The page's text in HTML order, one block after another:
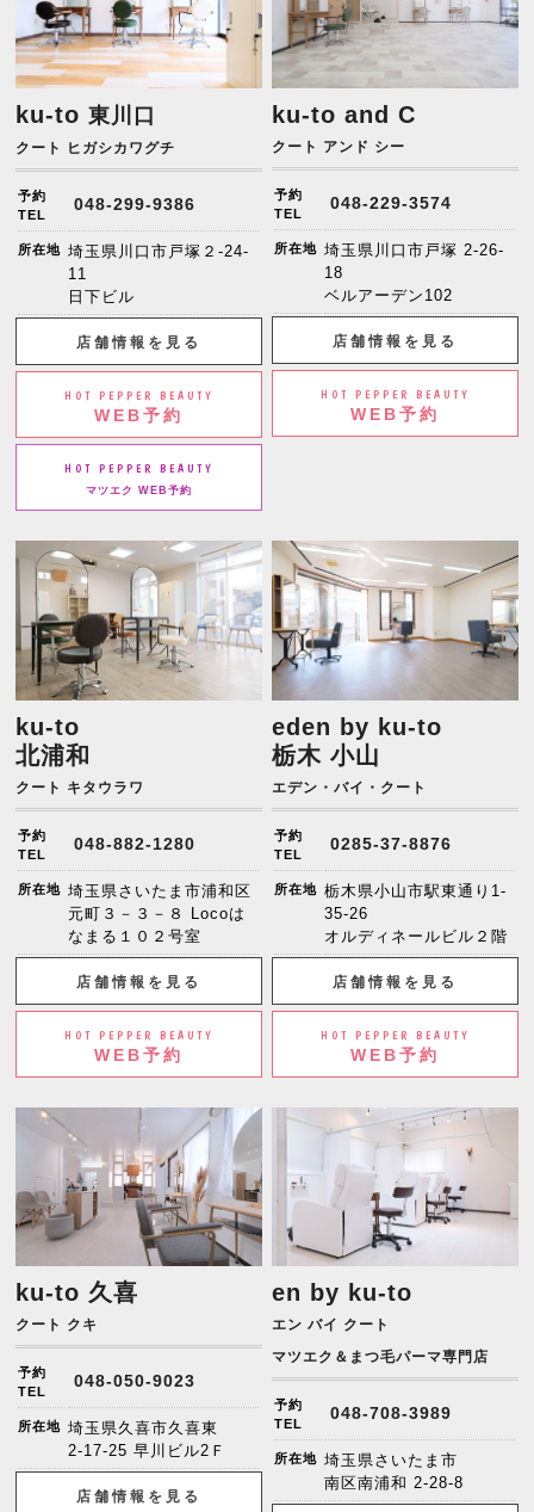
ku-to東川口
クート ヒガシカワグチ
予約
TEL
048-299-9386
所在地 埼玉県川口市戸塚２-24-
11
日下ビル
店舗情報を見る
HOT PEPPER BEAUTY
WEB予約
HOT PEPPER BEAUTY
マツエク WEB予約
ku-to and C
クート アンド シー
予約
TEL
048-229-3574
所在地 埼玉県川口市戸塚 2-26-
18
ベルアーデン102
店舗情報を見る
HOT PEPPER BEAUTY
WEB予約
ku-to
北浦和
クート キタウラワ
予約
TEL
048-882-1280
所在地 埼玉県さいたま市浦和区
元町３－３－８ Locoは
なまる１０２号室
店舗情報を見る
HOT PEPPER BEAUTY
WEB予約
eden by ku-to
栃木 小山
エデン・バイ・クート
予約
TEL
0285-37-8876
所在地 栃木県小山市駅東通り1-
35-26
オルディネールビル２階
店舗情報を見る
HOT PEPPER BEAUTY
WEB予約
ku-to 久喜
クート クキ
予約
TEL
048-050-9023
所在地 埼玉県久喜市久喜東
2-17-25 早川ビル2Ｆ
店舗情報を見る
en by ku-to
エン バイ クート
マツエク＆まつ毛パーマ専門店
予約
TEL
048-708-3989
所在地 埼玉県さいたま市
南区南浦和 2-28-8